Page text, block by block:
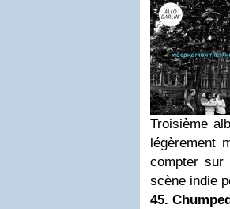
Troisième
légèrement
compter
scène indie
45.